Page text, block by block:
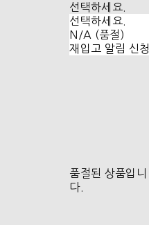
선택하세요.
선택하세요.
N/A (품절)
재입고 알림 신청
품절된 상품입니
다.